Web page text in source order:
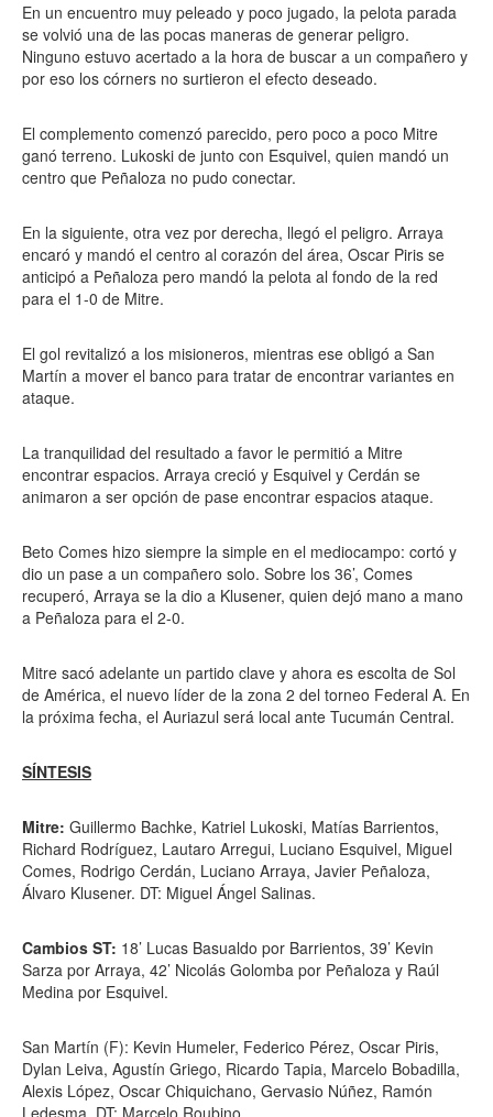
En un encuentro muy peleado y poco jugado, la pelota parada
se volvió una de las pocas maneras de generar peligro.
Ninguno estuvo acertado a la hora de buscar a un compañero y
por eso los córners no surtieron el efecto deseado.
El complemento comenzó parecido, pero poco a poco Mitre
ganó terreno. Lukoski de junto con Esquivel, quien mandó un
centro que Peñaloza no pudo conectar.
En la siguiente, otra vez por derecha, llegó el peligro. Arraya
encaró y mandó el centro al corazón del área, Oscar Piris se
anticipó a Peñaloza pero mandó la pelota al fondo de la red
para el 1-0 de Mitre.
El gol revitalizó a los misioneros, mientras ese obligó a San
Martín a mover el banco para tratar de encontrar variantes en
ataque.
La tranquilidad del resultado a favor le permitió a Mitre
encontrar espacios. Arraya creció y Esquivel y Cerdán se
animaron a ser opción de pase encontrar espacios ataque.
Beto Comes hizo siempre la simple en el mediocampo: cortó y
dio un pase a un compañero solo. Sobre los 36’, Comes
recuperó, Arraya se la dio a Klusener, quien dejó mano a mano
a Peñaloza para el 2-0.
Mitre sacó adelante un partido clave y ahora es escolta de Sol
de América, el nuevo líder de la zona 2 del torneo Federal A. En
la próxima fecha, el Auriazul será local ante Tucumán Central.
SÍNTESIS
Mitre: Guillermo Bachke, Katriel Lukoski, Matías Barrientos,
Richard Rodríguez, Lautaro Arregui, Luciano Esquivel, Miguel
Comes, Rodrigo Cerdán, Luciano Arraya, Javier Peñaloza,
Álvaro Klusener. DT: Miguel Ángel Salinas.
Cambios ST: 18’ Lucas Basualdo por Barrientos, 39’ Kevin
Sarza por Arraya, 42’ Nicolás Golomba por Peñaloza y Raúl
Medina por Esquivel.
San Martín (F): Kevin Humeler, Federico Pérez, Oscar Piris,
Dylan Leiva, Agustín Griego, Ricardo Tapia, Marcelo Bobadilla,
Alexis López, Oscar Chiquichano, Gervasio Núñez, Ramón
Ledesma. DT: Marcelo Roubino.